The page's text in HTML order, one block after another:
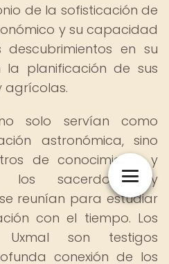
de la sofisticación de
y su capacidad
en su
planificación de sus
agrícolas.
solo servían como
astronómica, sino
de conocimiento y
los sacerdotes y
reunían para estudiar
con el tiempo. Los
Uxmal son testigos
conexión de los